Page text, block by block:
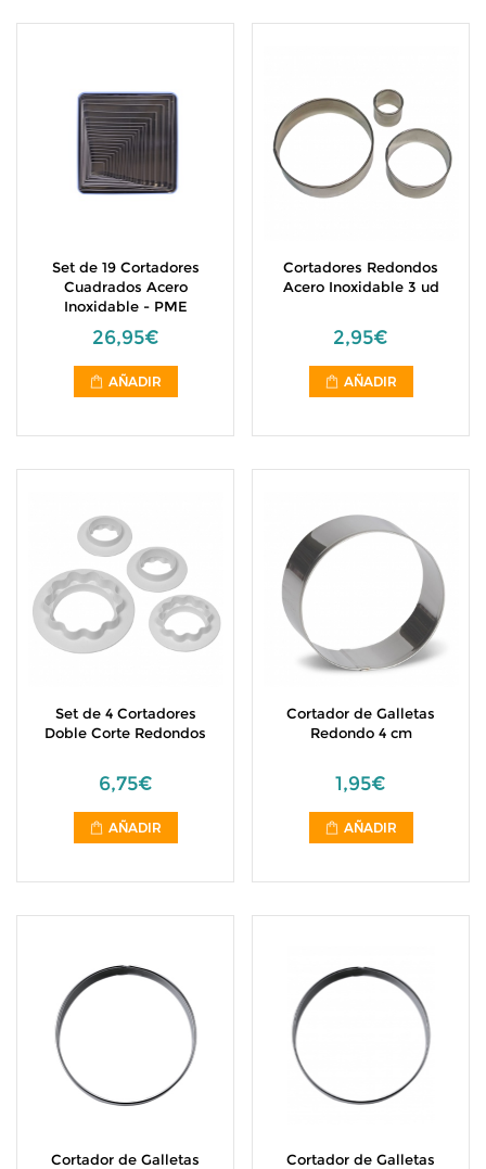
Set de 19 Cortadores
Cuadrados Acero
Inoxidable - PME
26,95€
AÑADIR
Cortadores Redondos
Acero Inoxidable 3 ud
2,95€
AÑADIR
Set de 4 Cortadores
Doble Corte Redondos
6,75€
AÑADIR
Cortador de Galletas
Redondo 4 cm
1,95€
AÑADIR
Cortador de Galletas
Cortador de Galletas